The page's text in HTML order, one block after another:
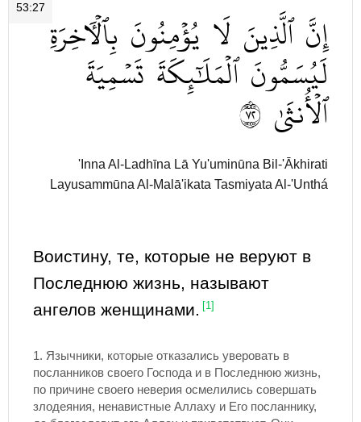
53:27 إِنَّ ٱلَّذِينَ لَا يُؤۡمِنُونَ بِٱلۡأٓخِرَةِ
لَيُسَمُّونَ ٱلۡمَلَٰٓئِكَةَ تَسۡمِيَةَ
ٱلۡأُنثَىٰ ٢٧
'Inna Al-Ladhīna Lā Yu'uminūna Bil-'Ākhirati
Layusammūna Al-Malā'ikata Tasmiyata Al-'Unthá
Воистину, те, которые не веруют в
Последнюю жизнь, называют
ангелов женщинами.
[1]
1. Язычники, которые отказались уверовать в
посланников своего Господа и в Последнюю жизнь,
по причине своего неверия осмелились совершать
злодеяния, ненавистные Аллаху и Его посланнику,